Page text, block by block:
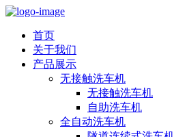
首页
关于我们
产品展示
无接触洗车机
无接触洗车机
自助洗车机
全自动洗车机